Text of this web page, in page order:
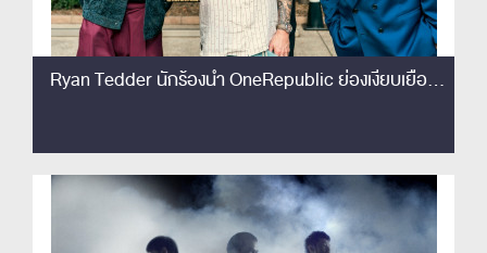
Ryan Tedder นักร้องนำ OneRepublic ย่องเงียบเยือน